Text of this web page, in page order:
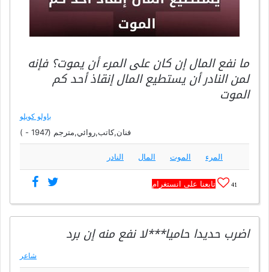
ما نفع المال إن كان على المرء أن يموت؟ فإنه
لمن النادر أن يستطيع المال إنقاذ أحد كم
الموت
باولو كويلو
فنان,كاتب,روائي,مترجم (1947 - )
المرء الموت المال النادر
41 تابعنا على انستغرام
اضرب حديدا حاميا***لا نفع منه إن برد
شاعر